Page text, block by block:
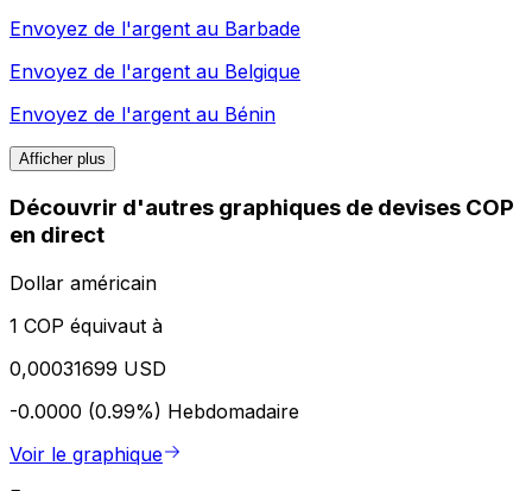
Envoyez de l'argent au Barbade
Envoyez de l'argent au Belgique
Envoyez de l'argent au Bénin
Afficher plus
Découvrir d'autres graphiques de devises COP
en direct
Dollar américain
1 COP équivaut à
0,00031699 USD
-0.0000 (0.99%) Hebdomadaire
Voir le graphique